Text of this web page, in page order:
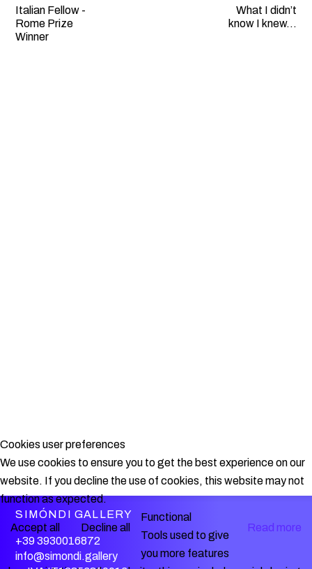
Italian Fellow -
Rome Prize
Winner
What I didn’t
know I knew...
SIMÓNDI GALLERY
+39 3930016872
info@simondi.gallery
Cookies user preferences
We use cookies to ensure you to get the best experience on our
website. If you decline the use of cookies, this website may not
function as expected.
Accept all
Decline all Read more
Functional
Tools used to give
you more features